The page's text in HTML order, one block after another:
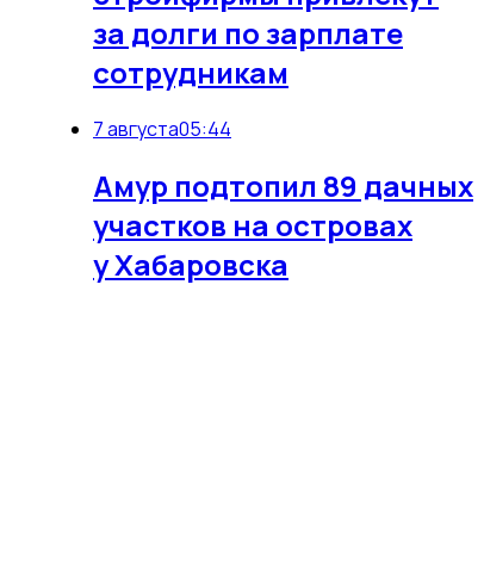
за долги по зарплате
сотрудникам
7 августа05:44
Амур подтопил 89 дачных
участков на островах
у Хабаровска